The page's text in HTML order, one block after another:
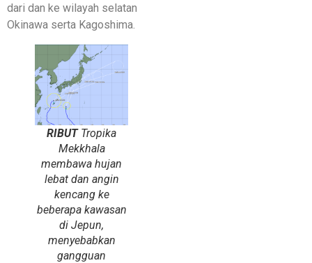
dari dan ke wilayah selatan
Okinawa serta Kagoshima.
RIBUT Tropika
Mekkhala
membawa hujan
lebat dan angin
kencang ke
beberapa kawasan
di Jepun,
menyebabkan
gangguan